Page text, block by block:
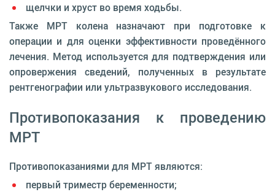
щелчки и хруст во время ходьбы.
Также МРТ колена назначают при подготовке к
операции и для оценки эффективности проведённого
лечения. Метод используется для подтверждения или
опровержения сведений, полученных в результате
рентгенографии или ультразвукового исследования.
Противопоказания к проведению
МРТ
Противопоказаниями для МРТ являются:
первый триместр беременности;